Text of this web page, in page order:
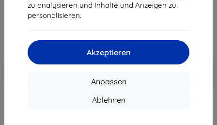
zu analysieren und Inhalte und Anzeigen zu
personalisieren.
Akzeptieren
Anpassen
Ablehnen
15,90 €
7,12 €
ohne MWSt
Rabatt mit Gutschein
In den